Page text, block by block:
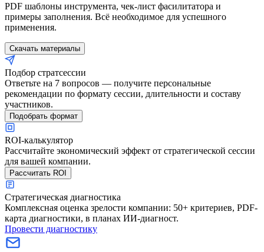
PDF шаблоны инструмента, чек-лист фасилитатора и
примеры заполнения. Всё необходимое для успешного
применения.
Скачать материалы
Подбор стратсессии
Ответьте на 7 вопросов — получите персональные
рекомендации по формату сессии, длительности и составу
участников.
Подобрать формат
ROI-калькулятор
Рассчитайте экономический эффект от стратегической сессии
для вашей компании.
Рассчитать ROI
Стратегическая диагностика
Комплексная оценка зрелости компании: 50+ критериев, PDF-
карта диагностики, в планах ИИ-диагност.
Провести диагностику